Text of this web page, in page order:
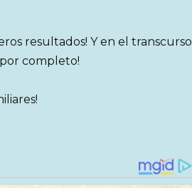
resultados! Y en el transcurso
completo!